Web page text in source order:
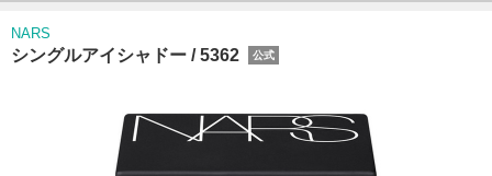
NARS
シングルアイシャドー /5362 公式